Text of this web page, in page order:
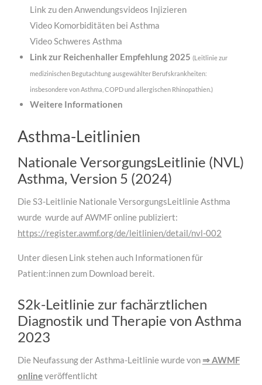
Link zu den Anwendungsvideos Injizieren
Video Komorbiditäten bei Asthma
Video Schweres Asthma
Link zur Reichenhaller Empfehlung 2025 (Leitlinie zur
medizinischen Begutachtung ausgewählter Berufskrankheiten:
insbesondere von Asthma, COPD und allergischen Rhinopathien.)
Weitere Informationen
Asthma-Leitlinien
Nationale VersorgungsLeitlinie (NVL)
Asthma, Version 5 (2024)
Die S3-Leitlinie Nationale VersorgungsLeitlinie Asthma
wurde wurde auf AWMF online publiziert:
https://register.awmf.org/de/leitlinien/detail/nvl-002
Unter diesen Link stehen auch Informationen für
Patient:innen zum Download bereit.
S2k-Leitlinie zur fachärztlichen
Diagnostik und Therapie von Asthma
2023
Die Neufassung der Asthma-Leitlinie wurde von ⇒ AWMF
onlineveröffentlicht